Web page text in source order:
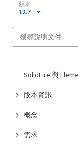
版本
12.7
SolidFire 與
版本資訊
概念
需求